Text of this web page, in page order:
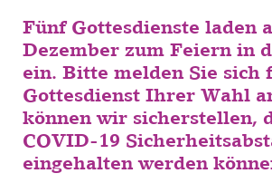
Fünf Gottesdienste laden
Dezember zum Feiern in
ein. Bitte melden Sie sich
Gottesdienst Ihrer Wahl
können wir sicherstellen,
COVID-19
eingehalten werden